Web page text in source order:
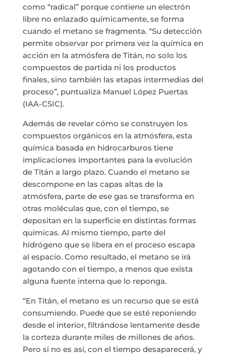
como “radical” porque contiene un electrón
libre no enlazado químicamente, se forma
cuando el metano se fragmenta. “Su detección
permite observar por primera vez la química en
acción en la atmósfera de Titán, no solo los
compuestos de partida ni los productos
finales, sino también las etapas intermedias del
proceso”, puntualiza Manuel López Puertas
(IAA-CSIC).
Además de revelar cómo se construyen los
compuestos orgánicos en la atmósfera, esta
química basada en hidrocarburos tiene
implicaciones importantes para la evolución
de Titán a largo plazo. Cuando el metano se
descompone en las capas altas de la
atmósfera, parte de ese gas se transforma en
otras moléculas que, con el tiempo, se
depositan en la superficie en distintas formas
químicas. Al mismo tiempo, parte del
hidrógeno que se libera en el proceso escapa
al espacio. Como resultado, el metano se irá
agotando con el tiempo, a menos que exista
alguna fuente interna que lo reponga.
“En Titán, el metano es un recurso que se está
consumiendo. Puede que se esté reponiendo
desde el interior, filtrándose lentamente desde
la corteza durante miles de millones de años.
Pero si no es así, con el tiempo desaparecerá, y